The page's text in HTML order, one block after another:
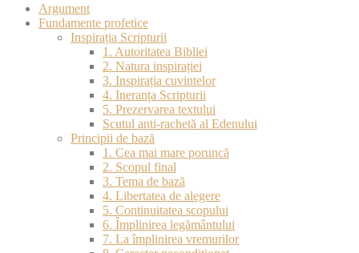
Argument
Fundamente profetice
Inspirația Scripturii
1. Autoritatea Bibliei
2. Natura inspirației
3. Inspirația cuvintelor
4. Ineranța Scripturii
5. Prezervarea textului
Scutul anti-rachetă al Edenului
Principii de bază
1. Cea mai mare poruncă
2. Scopul final
3. Tema de bază
4. Libertatea de alegere
5. Continuitatea scopului
6. Împlinirea legământului
7. La împlinirea vremurilor